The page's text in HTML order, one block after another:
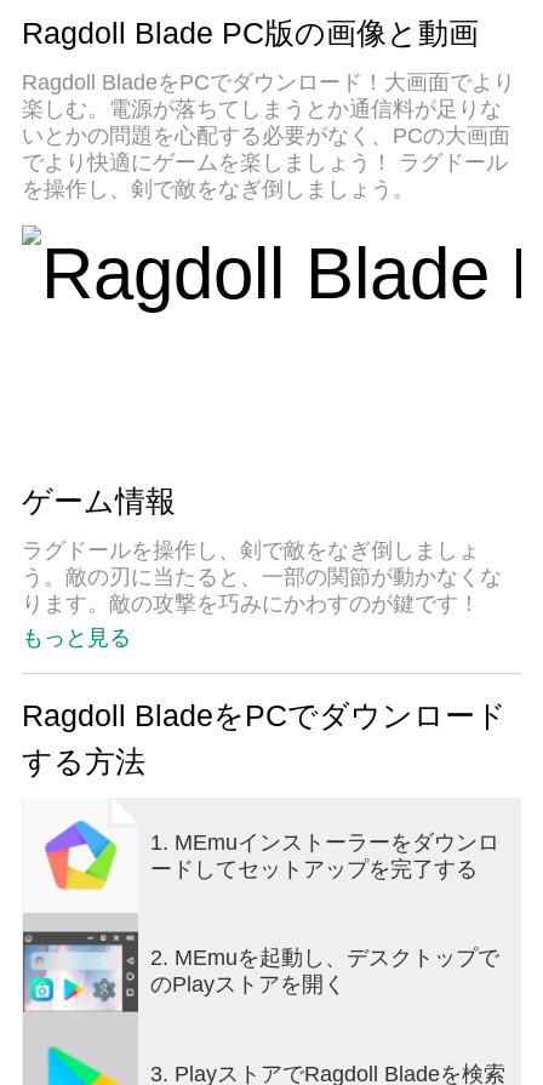
エミュ7はPCでRagdoll Bladeをプレイするのに最
適！完璧なキーマッピングシステムにより、まる
でパソコンゲームみたい。マルチインスタンスで
複数のゲームやアプリを同時に実行！唯一無二な
仮想化エンジンがパソコンの可能性を最大限にな
る。遊べるだけでなく、より楽しめる！
Ragdoll Blade PC版の画像と動画
Ragdoll BladeをPCでダウンロード！大画面でより
楽しむ。電源が落ちてしまうとか通信料が足りな
いとかの問題を心配する必要がなく、PCの大画面
でより快適にゲームを楽しましょう！ ラグドール
を操作し、剣で敵をなぎ倒しましょう。
ゲーム情報
ラグドールを操作し、剣で敵をなぎ倒しましょ
う。敵の刃に当たると、一部の関節が動かなくな
ります。敵の攻撃を巧みにかわすのが鍵です！
もっと見る
Ragdoll BladeをPCでダウンロード
する方法
1. MEmuインストーラーをダウンロ
ードしてセットアップを完了する
2. MEmuを起動し、デスクトップで
のPlayストアを開く
3. PlayストアでRagdoll Bladeを検索